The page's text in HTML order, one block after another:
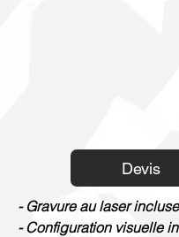
Devis
- Gravure au laser incluse
- Configuration visuelle